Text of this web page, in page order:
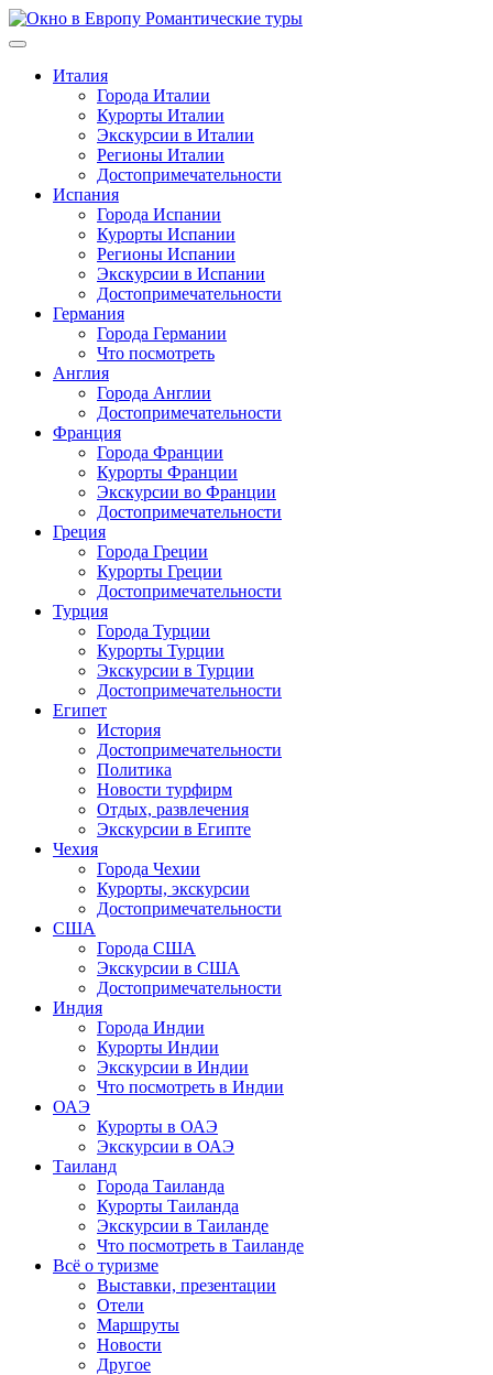
Перейти
к
Италия
Города Италии
Курорты Италии
Экскурсии в Италии
Регионы Италии
Достопримечательности
Испания
Города Испании
Курорты Испании
Регионы Испании
Экскурсии в Испании
Достопримечательности
Германия
Города Германии
Что посмотреть
Англия
Города Англии
Достопримечательности
Франция
Города Франции
Курорты Франции
Экскурсии во Франции
Достопримечательности
Греция
Города Греции
Курорты Греции
Достопримечательности
Турция
Города Турции
Курорты Турции
Экскурсии в Турции
Достопримечательности
Египет
История
Достопримечательности
Политика
Новости турфирм
Отдых, развлечения
Экскурсии в Египте
Чехия
Города Чехии
Курорты, экскурсии
Достопримечательности
США
Города США
Экскурсии в США
Достопримечательности
Индия
Города Индии
Курорты Индии
Экскурсии в Индии
Что посмотреть в Индии
ОАЭ
Курорты в ОАЭ
Экскурсии в ОАЭ
Таиланд
Города Таиланда
Курорты Таиланда
Экскурсии в Таиланде
Что посмотреть в Таиланде
Всё о туризме
Выставки, презентации
Отели
Маршруты
Новости
Другое